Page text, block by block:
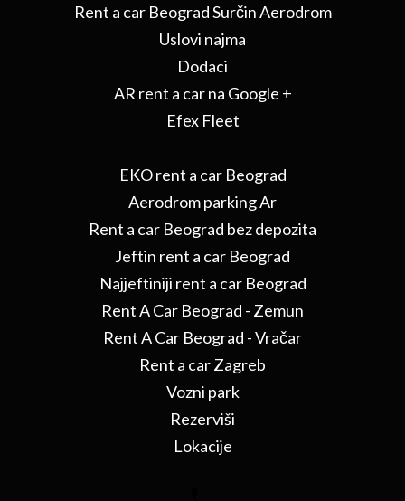
Rent a car Beograd Surčin Aerodrom
Uslovi najma
Dodaci
AR rent a car na Google +
Efex Fleet
EKO rent a car Beograd
Aerodrom parking Ar
Rent a car Beograd bez depozita
Jeftin rent a car Beograd
Najjeftiniji rent a car Beograd
Rent A Car Beograd - Zemun
Rent A Car Beograd - Vračar
Rent a car Zagreb
Vozni park
Rezerviši
Lokacije